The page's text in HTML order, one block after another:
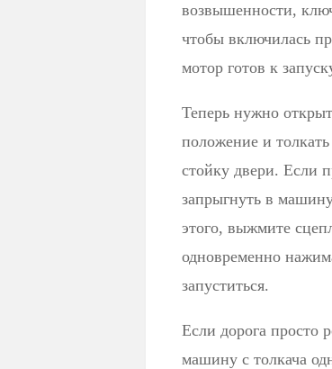
возвышенности,
чтобы включилась
мотор готов к
Теперь нужно
положение и
стойку двери. Если
запрыгнуть в
этого, выжмите
одновременно
запуститься.
Если дорога просто
машину с толкача